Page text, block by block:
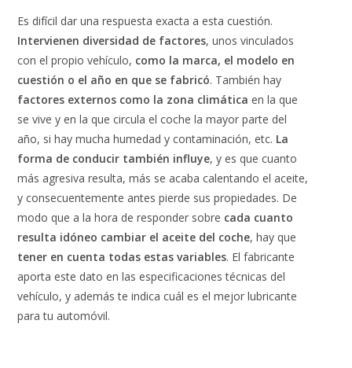
Es difícil dar una respuesta exacta a esta cuestión.
Intervienen diversidad de factores, unos vinculados
con el propio vehículo, como la marca, el modelo en
cuestión o el año en que se fabricó. También hay
factores externos como la zona climática en la que
se vive y en la que circula el coche la mayor parte del
año, si hay mucha humedad y contaminación, etc. La
forma de conducir también influye, y es que cuanto
más agresiva resulta, más se acaba calentando el aceite,
y consecuentemente antes pierde sus propiedades. De
modo que a la hora de responder sobre cada cuanto
resulta idóneo cambiar el aceite del coche, hay que
tener en cuenta todas estas variables. El fabricante
aporta este dato en las especificaciones técnicas del
vehículo, y además te indica cuál es el mejor lubricante
para tu automóvil.